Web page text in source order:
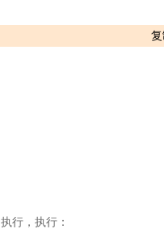
行，执行：